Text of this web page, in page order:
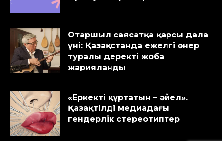
Отаршыл саясатқа қарсы дала
үні: Қазақстанда ежелгі өнер
туралы деректі жоба
жарияланды
«Еркекті құртатын – әйел».
Қазақтілді медиадағы
гендерлік стереотиптер